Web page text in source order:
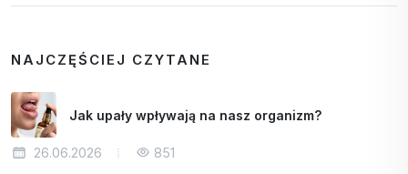
NAJCZĘŚCIEJ CZYTANE
Jak upały wpływają na nasz organizm?
26.06.2026 851